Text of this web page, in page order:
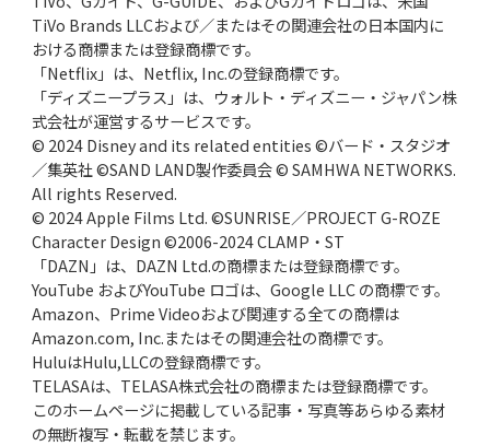
TiVo Brands LLCおよび／またはその関連会社の日本国内に
おける商標または登録商標です。
「Netflix」は、Netflix, Inc.の登録商標です。
「ディズニープラス」は、ウォルト・ディズニー・ジャパン株
式会社が運営するサービスです。
© 2024 Disney and its related entities ©バード・スタジオ
／集英社 ©SAND LAND製作委員会 © SAMHWA NETWORKS.
All rights Reserved.
© 2024 Apple Films Ltd. ©SUNRISE／PROJECT G-ROZE
Character Design ©2006-2024 CLAMP・ST
「DAZN」は、DAZN Ltd.の商標または登録商標です。
YouTube およびYouTube ロゴは、Google LLC の商標です。
Amazon、Prime Videoおよび関連する全ての商標は
Amazon.com, Inc.またはその関連会社の商標です。
HuluはHulu,LLCの登録商標です。
TELASAは、TELASA株式会社の商標または登録商標です。
このホームページに掲載している記事・写真等あらゆる素材
の無断複写・転載を禁じます。